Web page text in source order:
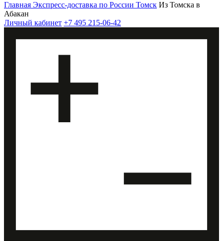
Главная Экспресс-доставка по России Томск Из Томска в
Абакан
Личный кабинет +7 495 215-06-42